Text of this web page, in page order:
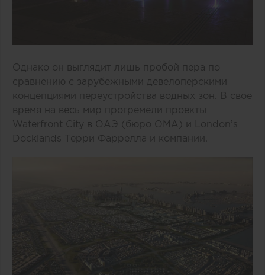
Однако он выглядит лишь пробой пера по
сравнению с зарубежными девелоперскими
концепциями переустройства водных зон. В свое
время на весь мир прогремели проекты
Waterfront City в ОАЭ (бюро OMA) и London’s
Docklands Терри Фаррелла и компании.